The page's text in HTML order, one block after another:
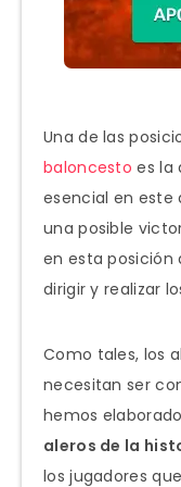
Una de las
baloncesto es la
esencial en este
una posible
en esta posición
dirigir y realizar
Como tales, los
necesitan ser
hemos
aleros de la
los jugadores